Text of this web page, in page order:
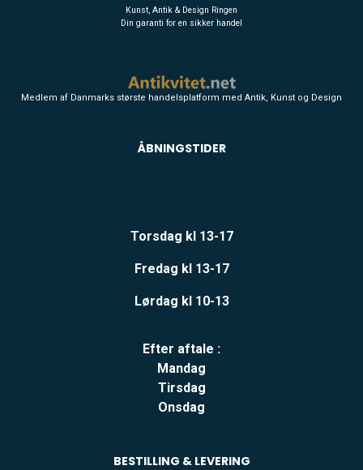
Kunst, Antik & Design Ringen
Din garanti for en sikker handel
Medlem af Danmarks største handelsplatform med Antik, Kunst og Design
ÅBNINGSTIDER
Torsdag kl 13-17
Fredag kl 13-17
Lørdag kl 10-13
Efter aftale :
Mandag
Tirsdag
Onsdag
BESTILLING & LEVERING